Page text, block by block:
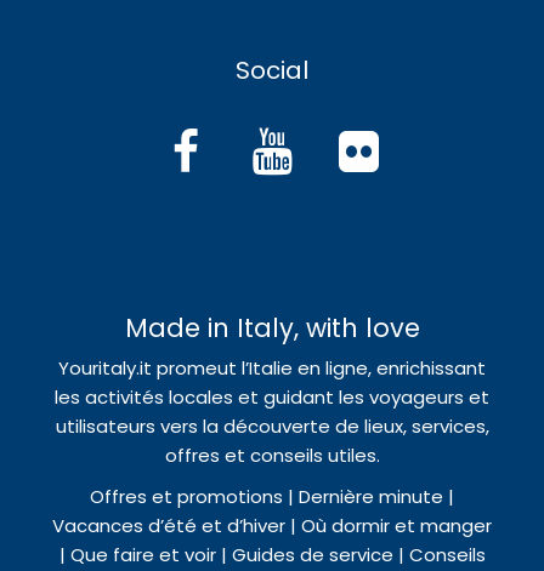
Social
Made in Italy, with love
Youritaly.it promeut l’Italie en ligne, enrichissant
les activités locales et guidant les voyageurs et
utilisateurs vers la découverte de lieux, services,
offres et conseils utiles.
Offres et promotions | Dernière minute |
Vacances d’été et d’hiver | Où dormir et manger
| Que faire et voir | Guides de service | Conseils